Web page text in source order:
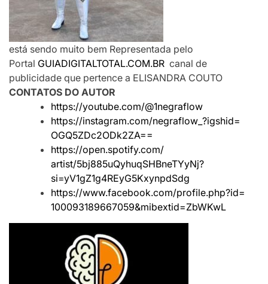
está sendo muito bem Representada pelo
Portal GUIADIGITALTOTAL.COM.BR canal de
publicidade que pertence a ELISANDRA COUTO
CONTATOS DO AUTOR
https://youtube.com/@1negraflow
https://instagram.com/negraflow_?igshid=
OGQ5ZDc2ODk2ZA==
https://open.spotify.com/
artist/5bj885uQyhuqSHBneTYyNj?
si=yV1gZ1g4REyG5KxynpdSdg
https://www.facebook.com/profile.php?id=
100093189667059&mibextid=ZbWKwL